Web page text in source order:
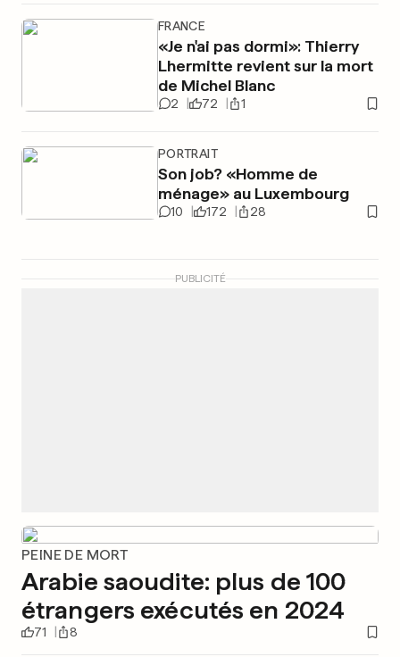
FRANCE
«Je n'ai pas dormi»: Thierry
Lhermitte revient sur la mort
de Michel Blanc
2 72 1
PORTRAIT
Son job? «Homme de
ménage» au Luxembourg
10 172 28
PUBLICITÉ
PEINE DE MORT
Arabie saoudite: plus de 100
étrangers exécutés en 2024
71 8